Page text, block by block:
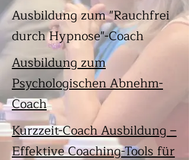
Ausbildung zum "Rauchfrei
durch Hypnose"-Coach
Ausbildung zum
Psychologischen Abnehm-
Coach
Kurzzeit-Coach Ausbildung –
Effektive Coaching-Tools für